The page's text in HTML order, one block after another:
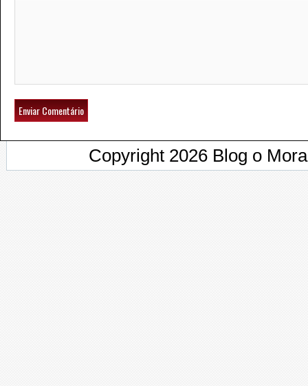
Copyright 2026 Blog o